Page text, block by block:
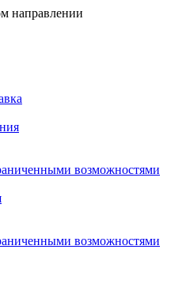
направлении
возможностями
возможностями